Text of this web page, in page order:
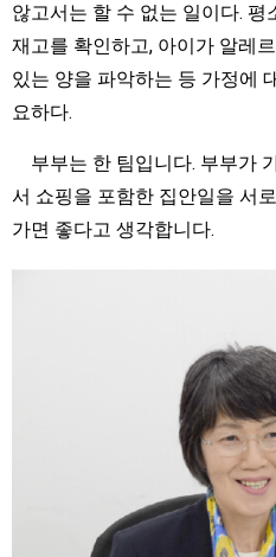
않고서는 할 수 없는 일이다. 평
재고를 확인하고, 아이가 알레
있는 양을 파악하는 등 가정에
요하다.
부부는 한 팀입니다. 부부가
서 쇼핑을 포함한 집안일을 서
가면 좋다고 생각합니다.